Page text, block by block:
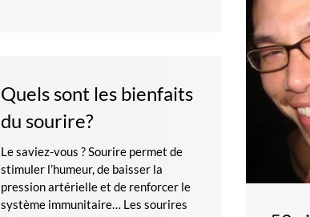
Quels sont les bienfaits
du sourire?
Le saviez-vous ? Sourire permet de
stimuler l’humeur, de baisser la
pression artérielle et de renforcer le
système immunitaire… Les sourires